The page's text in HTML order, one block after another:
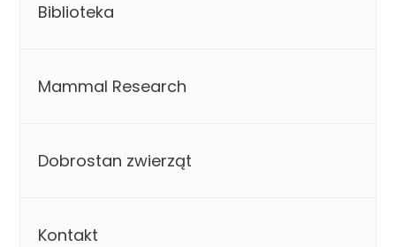
Biblioteka
Mammal Research
Dobrostan zwierząt
Kontakt